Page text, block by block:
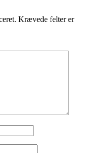
Krævede felter er